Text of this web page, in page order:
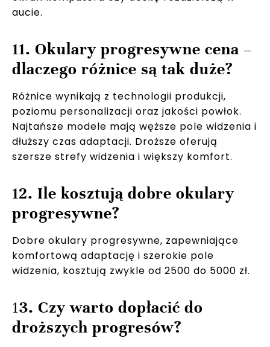
aucie.
11. Okulary progresywne cena –
dlaczego różnice są tak duże?
Różnice wynikają z technologii produkcji,
poziomu personalizacji oraz jakości powłok.
Najtańsze modele mają węższe pole widzenia i
dłuższy czas adaptacji. Droższe oferują
szersze strefy widzenia i większy komfort.
12. Ile kosztują dobre okulary
progresywne?
Dobre okulary progresywne, zapewniające
komfortową adaptację i szerokie pole
widzenia, kosztują zwykle od 2500 do 5000 zł.
13. Czy warto dopłacić do
droższych progresów?